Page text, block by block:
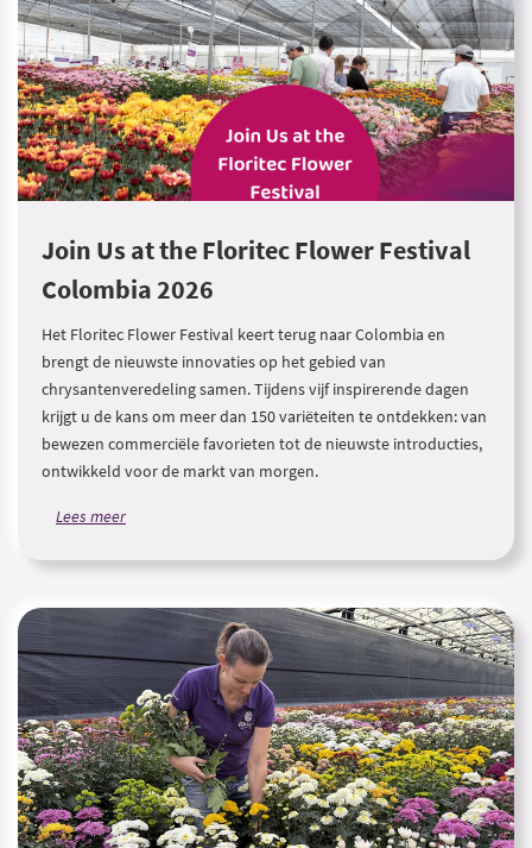
Join Us at the Floritec Flower Festival
Colombia 2026
Het Floritec Flower Festival keert terug naar Colombia en
brengt de nieuwste innovaties op het gebied van
chrysantenveredeling samen. Tijdens vijf inspirerende dagen
krijgt u de kans om meer dan 150 variëteiten te ontdekken: van
bewezen commerciële favorieten tot de nieuwste introducties,
ontwikkeld voor de markt van morgen.
Lees meer